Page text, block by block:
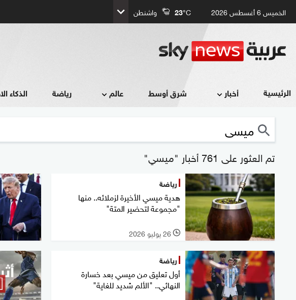
الخميس 6 أغسطس 2026 23°C واشنطن
الرئيسية أخبار شرق أوسط عالم رياضة الذكاء
تم العثور على 761 أخبار "ميسي"
رياضة
هدية ميسي الأخيرة لزملائه.. منها
"مجموعة لتحضير المتة"
l 26 يوليو 2026
رياضة
أول تعليق من ميسي بعد خسارة
النهائي.. "الألم شديد للغاية"